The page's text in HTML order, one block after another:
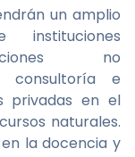
un amplio
no
consultoría e
privadas en el
naturales.
la docencia y